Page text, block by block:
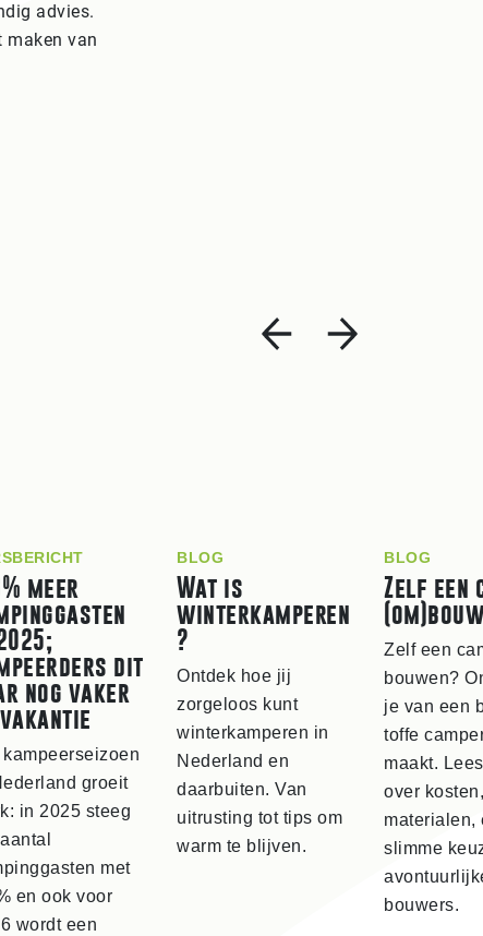
advies.
maken van
meer
dit
nog vaker
kampeerseizoen
groeit
in 2025 steeg
met
en ook voor
wordt een
BLOG
Wat is
winterkamperen
?
Ontdek hoe jij
zorgeloos kunt
winterkamperen in
Nederland en
daarbuiten. Van
uitrusting tot tips om
warm te blijven.
BLOG
Zelf een
Zelf een
bouwen?
je van een
toffe
maakt.
over kosten,
materialen,
slimme
bouwers.